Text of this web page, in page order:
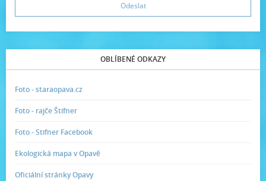
OBLÍBENÉ ODKAZY
Foto - staraopava.cz
Foto - rajče Štifner
Foto - Stifner Facebook
Ekologická mapa v Opavě
Oficiální stránky Opavy